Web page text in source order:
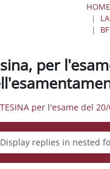
HOME
BF
per
per l'esame del
mode